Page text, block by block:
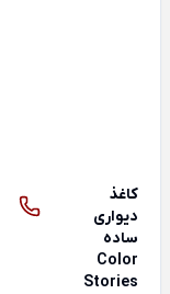
کاغذ
دیواری
ساده
Color
Stories